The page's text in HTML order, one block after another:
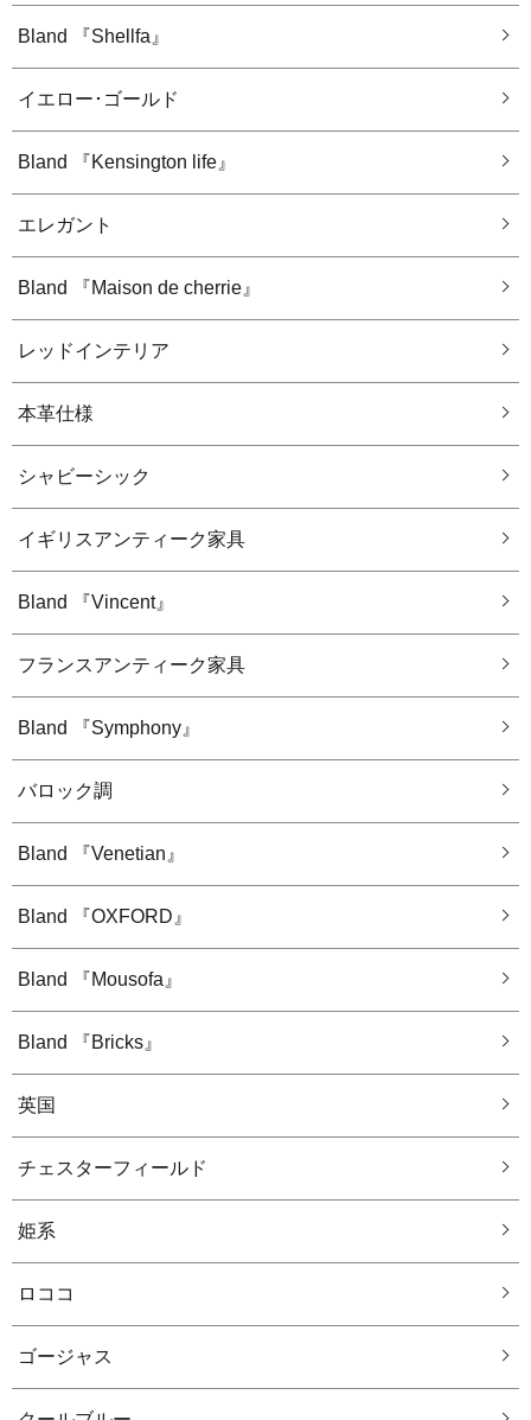
Bland 『Shellfa』
イエロー･ゴールド
Bland 『Kensington life』
エレガント
Bland 『Maison de cherrie』
レッドインテリア
本革仕様
シャビーシック
イギリスアンティーク家具
Bland 『Vincent』
フランスアンティーク家具
Bland 『Symphony』
バロック調
Bland 『Venetian』
Bland 『OXFORD』
Bland 『Mousofa』
Bland 『Bricks』
英国
チェスターフィールド
姫系
ロココ
ゴージャス